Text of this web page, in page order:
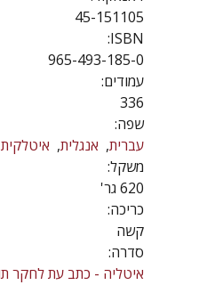
45-151105
ISBN:
965-493-185-0
עמודים:
336
שפה:
עברית אנגלית איטלקית
משקל:
620 גר'
כריכה:
קשה
סדרה: